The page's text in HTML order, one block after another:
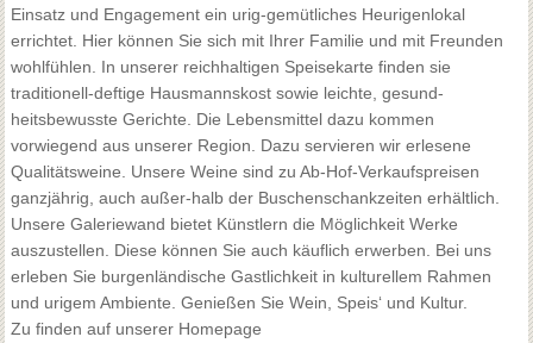
Einsatz und Engagement ein urig-gemütliches Heurigenlokal
errichtet. Hier können Sie sich mit Ihrer Familie und mit Freunden
wohlfühlen. In unserer reichhaltigen Speisekarte finden sie
traditionell-deftige Hausmannskost sowie leichte, gesund-
heitsbewusste Gerichte. Die Lebensmittel dazu kommen
vorwiegend aus unserer Region. Dazu servieren wir erlesene
Qualitätsweine. Unsere Weine sind zu Ab-Hof-Verkaufspreisen
ganzjährig, auch außer-halb der Buschenschankzeiten erhältlich.
Unsere Galeriewand bietet Künstlern die Möglichkeit Werke
auszustellen. Diese können Sie auch käuflich erwerben. Bei uns
erleben Sie burgenländische Gastlichkeit in kulturellem Rahmen
und urigem Ambiente. Genießen Sie Wein, Speis‘ und Kultur.
Zu finden auf unserer Homepage